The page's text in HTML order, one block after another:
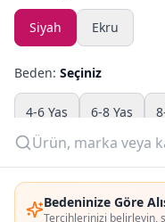
Bedeninize Göre
Tercihlerinizi belirleyin,
Kampanyalar
Yeni Gelenler
OUTLET
Giriş Yap
Üye Ol
Siyah Ekru
Beden: Seçiniz
4-6 Yaş 6-8 Yaş
Adet: